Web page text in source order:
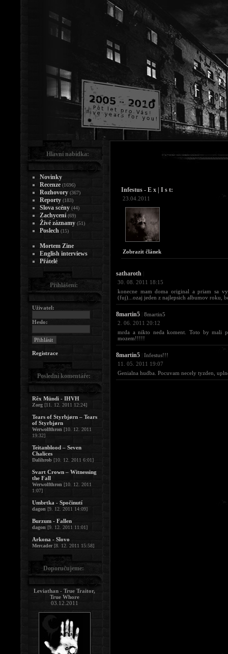
Infestus - E x | I s t:
23.04.2011
Zobrazit článek
satharoth
30. 08. 2011 18:15
konecne mam doma original a priam sa
(fuj)...ozaj jeden z najlepsich albumov roku,
8martin5
8martin5
2. 06. 2011 20:12
mrda a nikto neda koment. Toto by mali
mozem!!!!!
8martin5
Infestus!!!
11. 05. 2011 19:07
Genialna hudba. Pocuvam necely tyzden,
Hlavní nabídka:
Novinky
Recenze (1696)
Rozhovory (367)
Reporty (183)
Slova scény (44)
Zachycení (69)
Živé záznamy (51)
Poslech (15)
Mortem Zine
English interviews
Přátelé
Přihlášení:
Uživatel:
Heslo:
Registrace
Poslední komentáře:
Rêx Mündi - IHVH
Zorg [11. 12. 2011 12:24]
Tears of Styrbjørn – Tears
of Styrbjørn
Werwolfthron [10. 12. 2011
19:32]
Teitanblood – Seven
Chalices
Dalihrob [10. 12. 2011 6:01]
Svart Crown – Witnessing
the Fall
Werwolfthron [10. 12. 2011
1:07]
Umbrtka - Spočinutí
dagon [9. 12. 2011 14:09]
Burzum - Fallen
dagon [9. 12. 2011 11:01]
Arkona - Slovo
Mercader[8. 12. 2011 15:58]
Doporučujeme:
Leviathan - True Traitor,
True Whore
03.12.2011